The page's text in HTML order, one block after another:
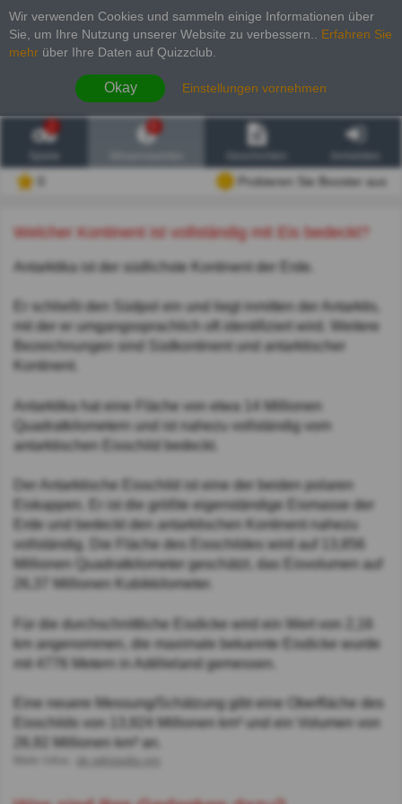
Wir verwenden Cookies und sammeln einige Informationen über
Sie, um Ihre Nutzung unserer Website zu verbessern.
Erfahren Sie
mehr über Ihre Daten auf Quizzclub.
Okay Einstellungen vornehmen
2
Probieren Sie Booster aus
Welcher Kontinent ist vollständig mit Eis bedeckt?
Antarktika ist der südlichste Kontinent der Erde.
Er schließt den Südpol ein und liegt inmitten der Antarktis,
mit der er umgangssprachlich oft identifiziert wird. Weitere
Bezeichnungen sind Südkontinent und antarktischer
Kontinent.
Antarktika hat eine Fläche von etwa 14 Millionen
Quadratkilometern und ist nahezu vollständig vom
antarktischen Eisschild bedeckt.
Der Antarktische Eisschild ist eine der beiden polaren
Eiskappen. Er ist die größte eigenständige Eismasse der
Erde und bedeckt den antarktischen Kontinent nahezu
vollständig. Die Fläche des Eisschildes wird auf 13,856
Millionen Quadratkilometer geschätzt, das Eisvolumen auf
26,37 Millionen Kubikkilometer.
Für die durchschnittliche Eisdicke wird ein Wert von 2,16
km angenommen, die maximale bekannte Eisdicke wurde
mit 4776 Metern in Adélieland gemessen.
Eine neuere Messung/Schätzung gibt eine Oberfläche des
Eisschilds von 13,924 Millionen km² und ein Volumen von
26,92 Millionen km³ an.